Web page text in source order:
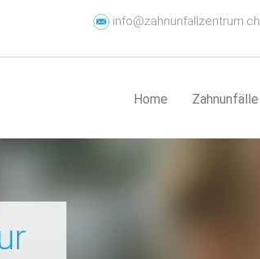
info@zahnunfallzentrum.ch
Home Zahnunfälle